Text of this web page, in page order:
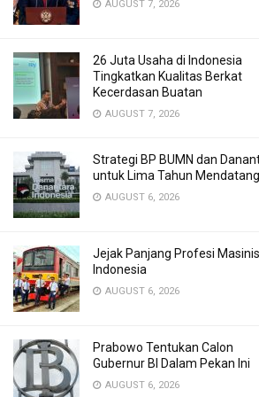
AUGUST 7, 2026
26 Juta Usaha di Indonesia
Tingkatkan Kualitas Berkat
Kecerdasan Buatan
AUGUST 7, 2026
Strategi BP BUMN dan
untuk Lima Tahun Mendatang
AUGUST 6, 2026
Jejak Panjang Profesi
Indonesia
AUGUST 6, 2026
Prabowo Tentukan Calon
Gubernur BI Dalam Pekan Ini
AUGUST 6, 2026